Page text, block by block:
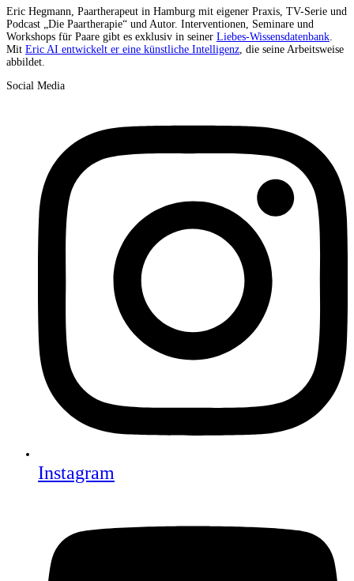
Eric Hegmann, Paartherapeut in Hamburg mit eigener Praxis, TV-Serie und
Podcast „Die Paartherapie“ und Autor. Interventionen, Seminare und
Workshops für Paare gibt es exklusiv in seiner Liebes-Wissensdatenbank
Mit Eric AI entwickelt er eine künstliche Intelligenz , die seine Arbeitsweise
abbildet.
Social Media
Instagram